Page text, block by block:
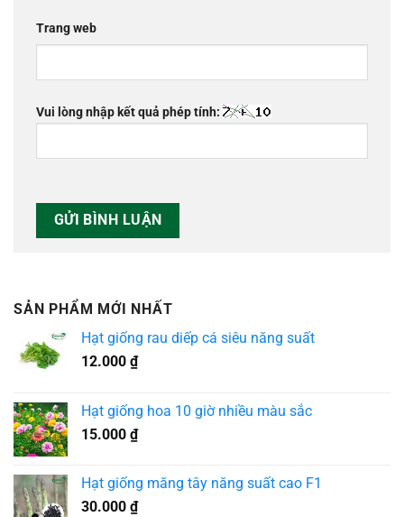
Trang web
Vui lòng nhập kết quả phép tính:
SẢN PHẨM MỚI NHẤT
Hạt giống rau diếp cá siêu năng suất
12.000 ₫
Hạt giống hoa 10 giờ nhiều màu sắc
15.000 ₫
Hạt giống măng tây năng suất cao F1
30.000 ₫